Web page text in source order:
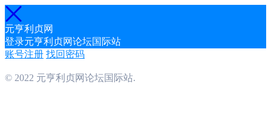
元亨利贞网
登录元亨利贞网论坛国际站
账号注册 找回密码
© 2022 元亨利贞网论坛国际站.